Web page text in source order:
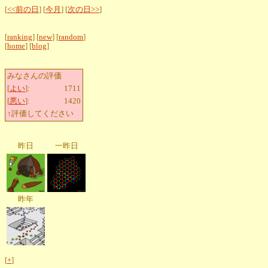
[<<前の日 ] [今月 ] [次の日>>]
[ranking] [new] [random]
[home] [blog]
みなさんの評価
[よい]:
1711
[悪い]:
1420
↑評価してください
昨日 一昨日
昨年
[+]